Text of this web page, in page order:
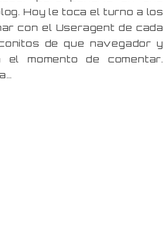
Hoy le toca el turno a los
con el Useragent de cada
de que navegador y
momento de comentar.